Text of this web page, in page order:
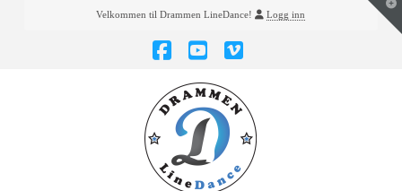
Velkommen til Drammen LineDance! Logg inn